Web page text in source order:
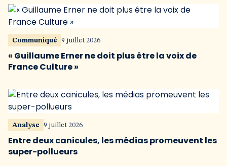
Communiqué 9 juillet 2026
« Guillaume Erner ne doit plus être la voix de
France Culture »
Analyse 9 juillet 2026
Entre deux canicules, les médias promeuvent les
super-pollueurs